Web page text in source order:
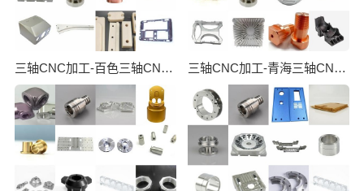
三轴CNC加工-百色三轴CNC数控加工 三轴CNC加工-青海三轴CNC数控加工